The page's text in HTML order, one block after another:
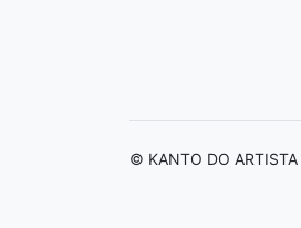
© KANTO DO